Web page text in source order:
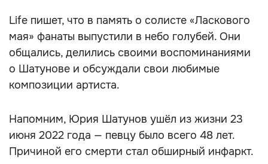
Life пишет, что в память о солисте «Ласкового
мая» фанаты выпустили в небо голубей. Они
общались, делились своими воспоминаниями
о Шатунове и обсуждали свои любимые
композиции артиста.
Напомним, Юрия Шатунов ушёл из жизни 23
июня 2022 года — певцу было всего 48 лет.
Причиной его смерти стал обширный инфаркт.